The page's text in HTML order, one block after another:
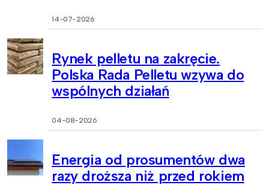
14-07-2026
Rynek pelletu na zakręcie.
Polska Rada Pelletu wzywa do
wspólnych działań
04-08-2026
Energia od prosumentów dwa
razy droższa niż przed rokiem